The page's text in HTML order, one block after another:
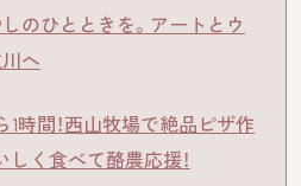
のひとときを。アートとウ
へ
1時間！西山牧場で絶品ピザ作
しく食べて酪農応援！